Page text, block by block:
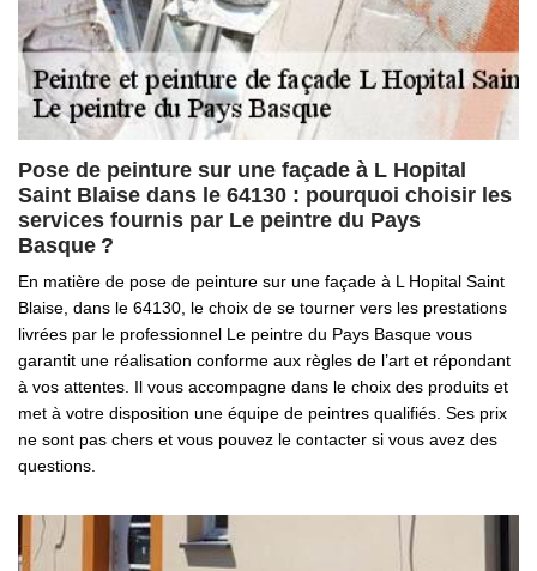
Pose de peinture sur une façade à L Hopital
Saint Blaise dans le 64130 : pourquoi choisir les
services fournis par Le peintre du Pays
Basque ?
En matière de pose de peinture sur une façade à L Hopital Saint
Blaise, dans le 64130, le choix de se tourner vers les prestations
livrées par le professionnel Le peintre du Pays Basque vous
garantit une réalisation conforme aux règles de l’art et répondant
à vos attentes. Il vous accompagne dans le choix des produits et
met à votre disposition une équipe de peintres qualifiés. Ses prix
ne sont pas chers et vous pouvez le contacter si vous avez des
questions.